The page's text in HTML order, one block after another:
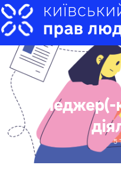
Менеджер(-
5